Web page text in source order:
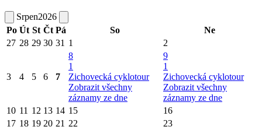
Srpen2026
Po Út St Čt Pá So
Ne
27 28 29 30 31 1 2
3 4 5 6 7
8
1
Zichovecká cyklotour
Zobrazit všechny
záznamy ze dne
9
1
Zichovecká cyklotour
Zobrazit všechny
záznamy ze dne
10 11 12 13 14 15
16
17 18 19 20 21 22
23